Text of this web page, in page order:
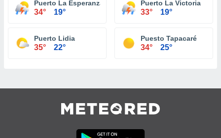
Puerto La Esperanza
34° 19°
Puerto La Victoria
33° 19°
Puerto Lidia
35° 22°
Puesto Tapacaré
34° 25°